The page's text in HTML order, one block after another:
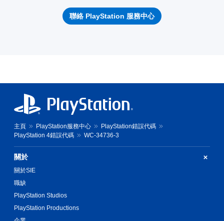
聯絡 PlayStation 服務中心
主頁 PlayStation服務中心
PlayStation錯誤代碼
PlayStation 4錯誤代碼
WC-34736-3
關於
關於SIE
職缺
PlayStation Studios
PlayStation Productions